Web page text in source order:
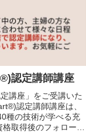
認定講師講座
講座」をご受講いた
認定講師講座は、
種の技術が学べる充
取得後のフォローア